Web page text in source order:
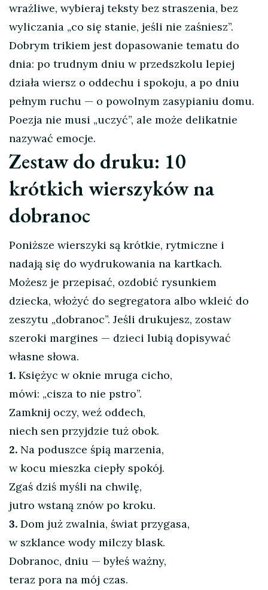
wrażliwe, wybieraj teksty bez straszenia, bez
wyliczania „co się stanie, jeśli nie zaśniesz”.
Dobrym trikiem jest dopasowanie tematu do
dnia: po trudnym dniu w przedszkolu lepiej
działa wiersz o oddechu i spokoju, a po dniu
pełnym ruchu — o powolnym zasypianiu domu.
Poezja nie musi „uczyć”, ale może delikatnie
nazywać emocje.
Zestaw do druku: 10
krótkich wierszyków na
dobranoc
Poniższe wierszyki są krótkie, rytmiczne i
nadają się do wydrukowania na kartkach.
Możesz je przepisać, ozdobić rysunkiem
dziecka, włożyć do segregatora albo wkleić do
zeszytu „dobranoc”. Jeśli drukujesz, zostaw
szeroki margines — dzieci lubią dopisywać
własne słowa.
1. Księżyc w oknie mruga cicho,
mówi: „cisza to nie pstro”.
Zamknij oczy, weź oddech,
niech sen przyjdzie tuż obok.
2. Na poduszce śpią marzenia,
w kocu mieszka ciepły spokój.
Zgaś dziś myśli na chwilę,
jutro wstaną znów po kroku.
3. Dom już zwalnia, świat przygasa,
w szklance wody milczy blask.
Dobranoc, dniu — byłeś ważny,
teraz pora na mój czas.